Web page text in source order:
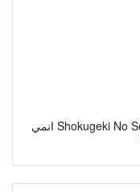
انمي Shokugeki No Souma الموسم الاول الحلقة 1 مترجم اون